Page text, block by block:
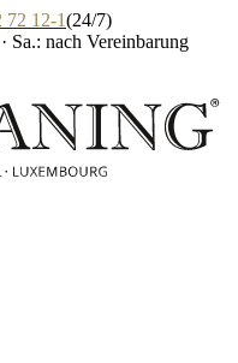
72 12-1(24/7)
Sa.: nach Vereinbarung